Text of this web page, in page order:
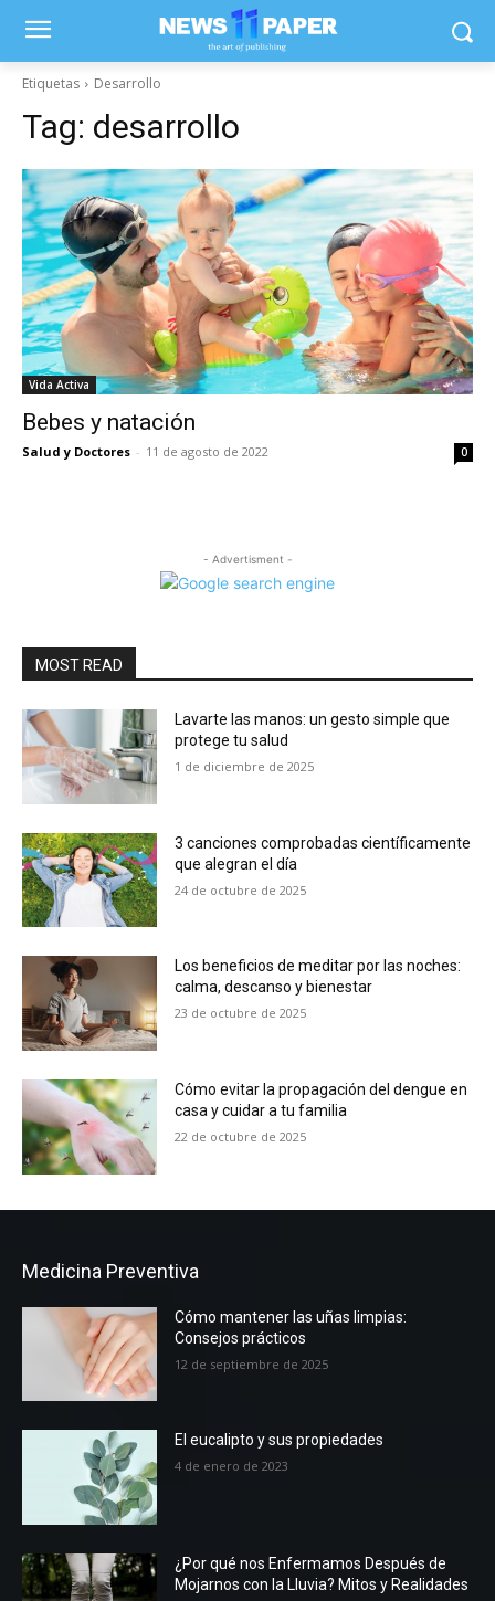
Etiquetas Desarrollo
Tag: desarrollo
Vida Activa
Bebes y natación
Salud y Doctores - 11 de agosto de 2022 0
- Advertisment -
MOST READ
Lavarte las manos: un gesto simple que
protege tu salud
1 de diciembre de 2025
3 canciones comprobadas científicamente
que alegran el día
24 de octubre de 2025
Los beneficios de meditar por las noches:
calma, descanso y bienestar
23 de octubre de 2025
Cómo evitar la propagación del dengue en
casa y cuidar a tu familia
22 de octubre de 2025
Medicina Preventiva
Cómo mantener las uñas limpias:
Consejos prácticos
12 de septiembre de 2025
El eucalipto y sus propiedades
4 de enero de 2023
¿Por qué nos Enfermamos Después de
Mojarnos con la Lluvia? Mitos y Realidades